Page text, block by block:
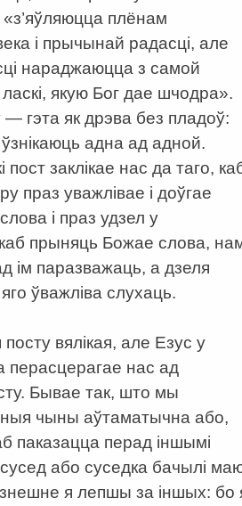
«з’яўляюцца плёнам
і прычынай радасці, але
нараджаюцца з самой
якую Бог дае шчодра».
гэта як дрэва без пладоў:
адна ад адной.
пост заклікае нас да таго,
праз уважлівае і доўгае
і праз удзел у
прыняць Божае слова,
ім паразважаць, а дзеля
ўважліва слухаць.
вялікая, але Езус у
перасцерагае нас ад
Бывае так, што мы
чыны аўтаматычна або,
паказацца перад іншымі
або суседка бачылі
я лепшы за іншых: бо